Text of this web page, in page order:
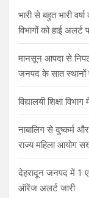
भारी से बहुत भारी
विभागों को हाई
मानसून आपदा से
जनपद के सात स्थानों
विद्यालयी शिक्षा
नाबालिग से दुष्कर्म
राज्य महिला आयोग
देहरादून जनपद में 1
ऑरेंज अलर्ट जारी